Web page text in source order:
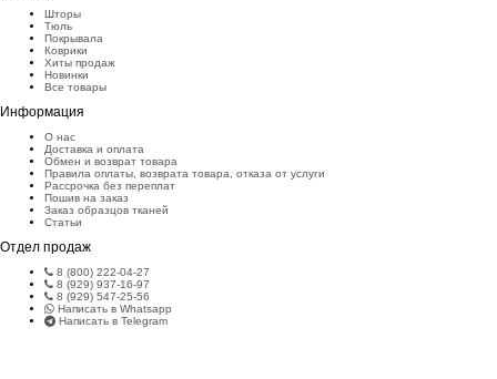
Шторы
Тюль
Покрывала
Коврики
Хиты продаж
Новинки
Все товары
Информация
О нас
Доставка и оплата
Обмен и возврат товара
Правила оплаты, возврата товара, отказа от услуги
Рассрочка без переплат
Пошив на заказ
Заказ образцов тканей
Статьи
Отдел продаж
8 (800) 222-04-27
8 (929) 937-16-97
8 (929) 547-25-56
Написать в Whatsapp
Написать в Telegram